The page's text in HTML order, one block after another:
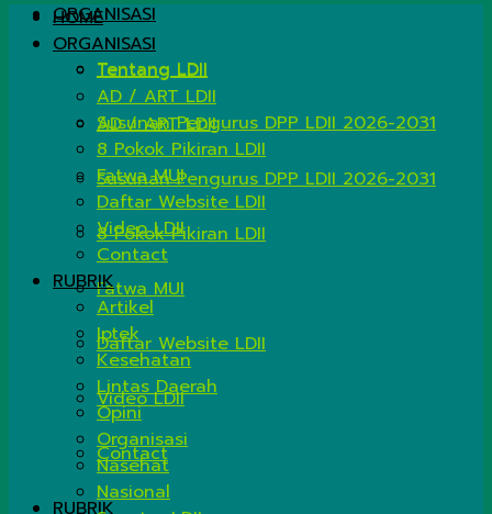
ORGANISASI
Tentang LDII
AD / ART LDII
Susunan Pengurus DPP LDII 2026-2031
8 Pokok Pikiran LDII
Fatwa MUI
Daftar Website LDII
Video LDII
Contact
RUBRIK
HOME
ORGANISASI
Tentang LDII
AD / ART LDII
Susunan Pengurus DPP LDII 2026-2031
8 Pokok Pikiran LDII
Fatwa MUI
Daftar Website LDII
Video LDII
Contact
RUBRIK
Artikel
Iptek
Kesehatan
Lintas Daerah
Opini
Organisasi
Nasehat
Nasional